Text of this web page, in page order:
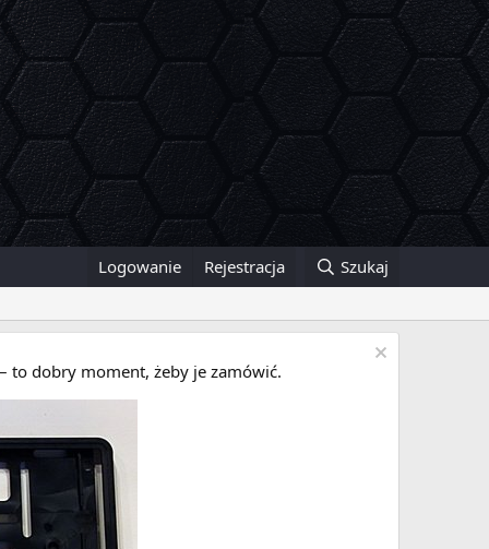
Logowanie Rejestracja Szukaj
to dobry moment, żeby je zamówić.